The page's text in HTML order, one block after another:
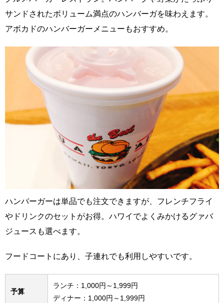
サンドされたボリューム満点のハンバーガを味わえます。
アボカドのハンバーガーメニューもおすすめ。
ハンバーガーは単品でも注文できますが、フレンチフライ
やドリンクのセットがお得。ハワイでよくみかけるグァバ
ジュースも選べます。
フードコートにあり、子連れでも利用しやすいです。
予算
ランチ：1,000円～1,999円
ディナー：1,000円～1,999円